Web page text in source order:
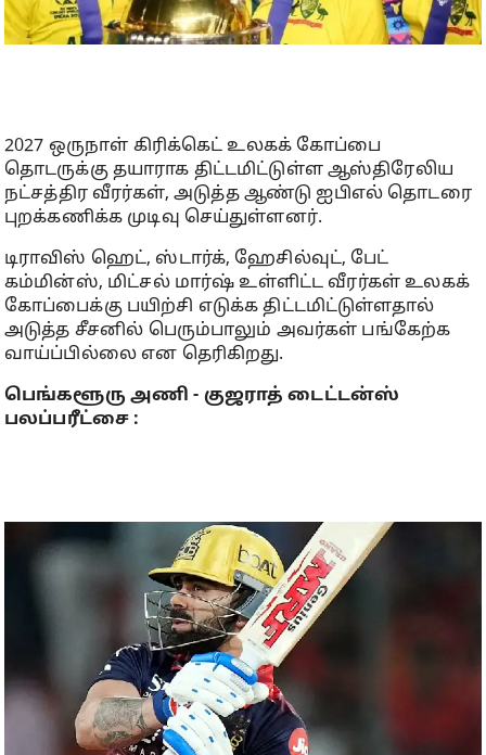
2027 ஒருநாள் கிரிக்கெட் உலகக் கோப்பை
தொடருக்கு தயாராக திட்டமிட்டுள்ள ஆஸ்திரேலிய
நட்சத்திர வீரர்கள், அடுத்த ஆண்டு ஐபிஎல் தொடரை
புறக்கணிக்க முடிவு செய்துள்ளனர்.
டிராவிஸ் ஹெட், ஸ்டார்க், ஹேசில்வுட், பேட்
கம்மின்ஸ், மிட்சல் மார்ஷ் உள்ளிட்ட வீரர்கள் உலகக்
கோப்பைக்கு பயிற்சி எடுக்க திட்டமிட்டுள்ளதால்
அடுத்த சீசனில் பெரும்பாலும் அவர்கள் பங்கேற்க
வாய்ப்பில்லை என தெரிகிறது.
பெங்களூரு அணி - குஜராத் டைட்டன்ஸ்
பலப்பரீட்சை :